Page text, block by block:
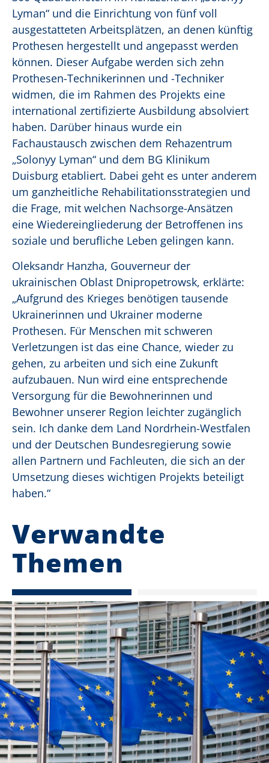
Lyman“ und die Einrichtung von fünf voll
ausgestatteten Arbeitsplätzen, an denen künftig
Prothesen hergestellt und angepasst werden
können. Dieser Aufgabe werden sich zehn
Prothesen-Technikerinnen und -Techniker
widmen, die im Rahmen des Projekts eine
international zertifizierte Ausbildung absolviert
haben. Darüber hinaus wurde ein
Fachaustausch zwischen dem Rehazentrum
„Solonyy Lyman“ und dem BG Klinikum
Duisburg etabliert. Dabei geht es unter anderem
um ganzheitliche Rehabilitationsstrategien und
die Frage, mit welchen Nachsorge-Ansätzen
eine Wiedereingliederung der Betroffenen ins
soziale und berufliche Leben gelingen kann.
Oleksandr Hanzha, Gouverneur der
ukrainischen Oblast Dnipropetrowsk, erklärte:
„Aufgrund des Krieges benötigen tausende
Ukrainerinnen und Ukrainer moderne
Prothesen. Für Menschen mit schweren
Verletzungen ist das eine Chance, wieder zu
gehen, zu arbeiten und sich eine Zukunft
aufzubauen. Nun wird eine entsprechende
Versorgung für die Bewohnerinnen und
Bewohner unserer Region leichter zugänglich
sein. Ich danke dem Land Nordrhein-Westfalen
und der Deutschen Bundesregierung sowie
allen Partnern und Fachleuten, die sich an der
Umsetzung dieses wichtigen Projekts beteiligt
haben.“
Verwandte
Themen